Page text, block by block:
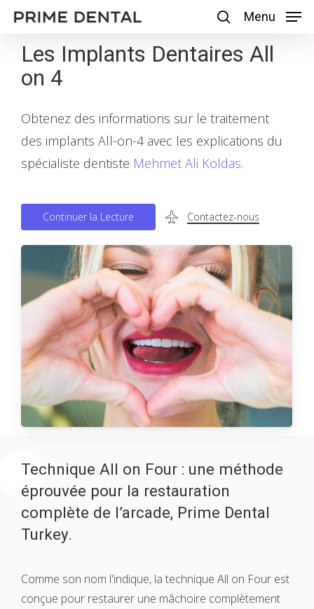
Skip
main
content
Menu
Les Implants Dentaires All
on 4
Obtenez des informations sur le traitement
des implants All-on-4 avec les explications du
spécialiste dentiste Mehmet Ali Koldas.
Continuer la Lecture Contactez-nous
Technique All on Four : une méthode
éprouvée pour la restauration
complète de l’arcade, Prime Dental
Turkey.
Comme son nom l'indique, la technique All on Four est
conçue pour restaurer une mâchoire complètement
Menu